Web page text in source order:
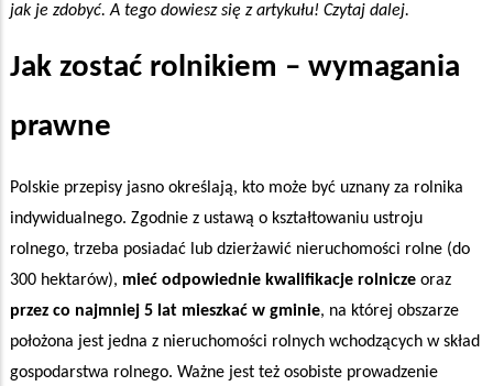
jak je zdobyć. A tego dowiesz się z artykułu! Czytaj dalej.
Jak zostać rolnikiem – wymagania
prawne
Polskie przepisy jasno określają, kto może być uznany za rolnika
indywidualnego. Zgodnie z ustawą o kształtowaniu ustroju
rolnego, trzeba posiadać lub dzierżawić nieruchomości rolne (do
300 hektarów), mieć odpowiednie kwalifikacje rolnicze oraz
przez co najmniej 5 lat mieszkać w gminie, na której obszarze
położona jest jedna z nieruchomości rolnych wchodzących w skład
gospodarstwa rolnego. Ważne jest też osobiste prowadzenie